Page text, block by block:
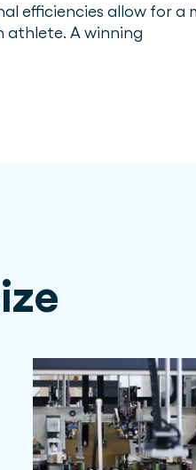
efficiencies allow for a
athlete. A winning